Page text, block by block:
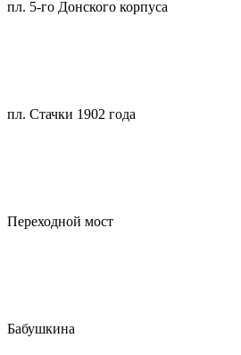
пл. 5-го Донского корпуса
пл. Стачки 1902 года
Переходной мост
Бабушкина